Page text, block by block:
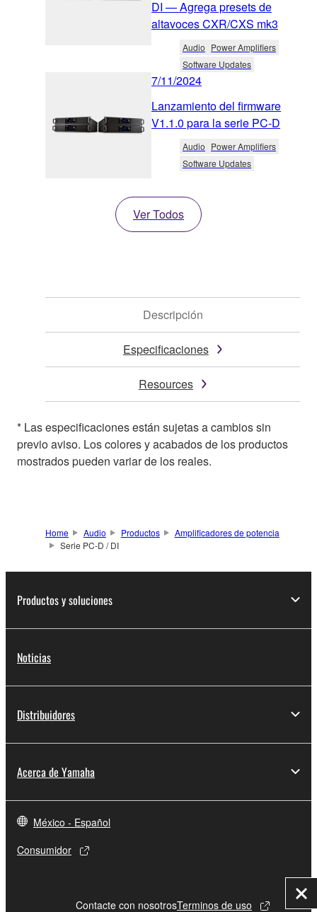
DI — Agrega presets de
altavoces CXR/CXS mk3
Audio Power Amplifiers
Software Updates
7/11/2024
Lanzamiento del firmware
V1.1.0 para la serie PC-D
Audio Power Amplifiers
Software Updates
Ver Todos
Descripción
Especificaciones
Resources
* Las especificaciones están sujetas a cambios sin
previo aviso. Los colores y acabados de los productos
mostrados pueden variar de los reales.
Home Audio Productos
Amplificadores de potencia
Serie PC-D / DI
Productos y soluciones
Noticias
Distribuidores
Acerca de Yamaha
México - Español
Consumidor
Contacte con nosotrosTerminos de uso